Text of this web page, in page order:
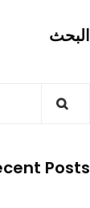
البحث
Posts